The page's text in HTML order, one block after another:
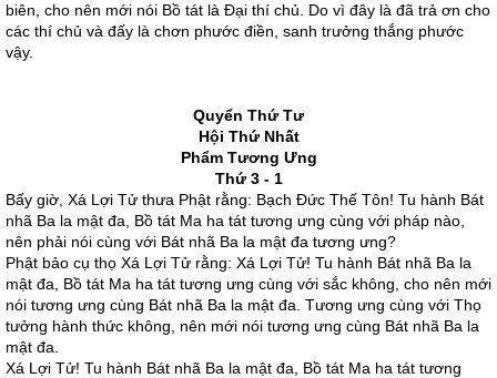
biên, cho nên mới nói Bồ tát là Đại thí chủ. Do vì đây là đã trả ơn cho
các thí chủ và đấy là chơn phước điền, sanh trưởng thắng phước
vậy.
Quyển Thứ Tư
Hội Thứ Nhất
Phẩm Tương Ưng
Thứ 3 - 1
Bấy giờ, Xá Lợi Tử thưa Phật rằng: Bạch Đức Thế Tôn! Tu hành Bát
nhã Ba la mật đa, Bồ tát Ma ha tát tương ưng cùng với pháp nào,
nên phải nói cùng với Bát nhã Ba la mật đa tương ưng?
Phật bảo cụ thọ Xá Lợi Tử rằng: Xá Lợi Tử! Tu hành Bát nhã Ba la
mật đa, Bồ tát Ma ha tát tương ưng cùng với sắc không, cho nên mới
nói tương ưng cùng Bát nhã Ba la mật đa. Tương ưng cùng với Thọ
tưởng hành thức không, nên mới nói tương ưng cùng Bát nhã Ba la
mật đa.
Xá Lợi Tử! Tu hành Bát nhã Ba la mật đa, Bồ tát Ma ha tát tương